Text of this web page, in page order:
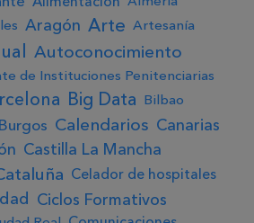
Aragón Arte Artesanía
Autoconocimiento
de Instituciones Penitenciarias
Big Data Bilbao
Burgos Calendarios Canarias
Castilla La Mancha
Celador de hospitales
Ciclos Formativos